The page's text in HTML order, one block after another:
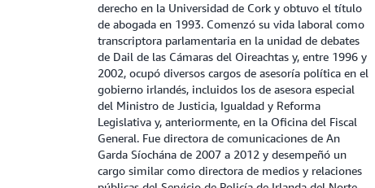
derecho en la Universidad de Cork y obtuvo el título
de abogada en 1993. Comenzó su vida laboral como
transcriptora parlamentaria en la unidad de debates
de Dail de las Cámaras del Oireachtas y, entre 1996 y
2002, ocupó diversos cargos de asesoría política en el
gobierno irlandés, incluidos los de asesora especial
del Ministro de Justicia, Igualdad y Reforma
Legislativa y, anteriormente, en la Oficina del Fiscal
General. Fue directora de comunicaciones de An
Garda Síochána de 2007 a 2012 y desempeñó un
cargo similar como directora de medios y relaciones